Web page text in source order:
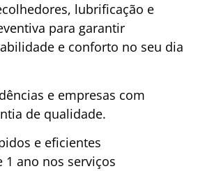
lubrificação e
para garantir
e conforto no seu dia
e empresas com
de qualidade.
e eficientes
1 ano nos serviços